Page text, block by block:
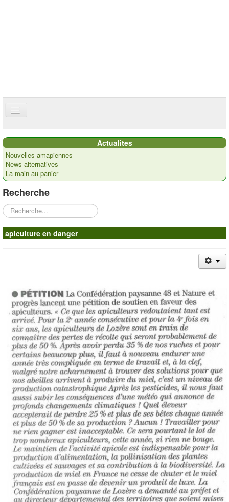
Accueil
Présentation
Actualités
Nos paysans
Commandes
Contacts
Actualites
Nouvelles amapiennes
News alternatives
La main au panier
Recherche
Rechercher
apiculture en danger